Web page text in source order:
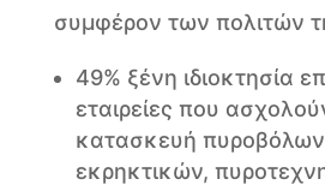
συμφέρον των πολιτών
49% ξένη ιδιοκτησία
εταιρείες που
κατασκευή
εκρηκτικών,